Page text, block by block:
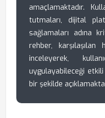
amaçlamaktadır.
tutmaları, dijital
sağlamaları adına
rehber, karşılaşılan
inceleyerek,
uygulayabileceği
bir şekilde